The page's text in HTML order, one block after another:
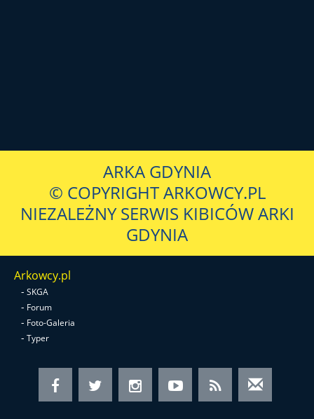
ARKA GDYNIA
© COPYRIGHT ARKOWCY.PL
NIEZALEŻNY SERWIS KIBICÓW ARKI
GDYNIA
Arkowcy.pl
- SKGA
- Forum
- Foto-Galeria
- Typer